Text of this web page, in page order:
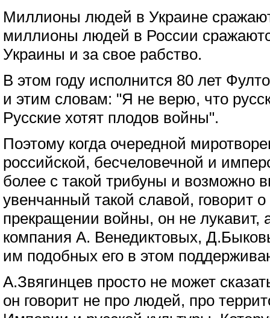
Миллионы людей в Украине
миллионы людей в России
Украины и за свое рабство.
В этом году исполнится 80 лет
и этим словам: "Я не верю, что
Русские хотят плодов войны".
Поэтому когда очередной
российской, бесчеловечной и
более с такой трибуны и возможно
увенчанный такой славой, говорит
прекращении войны, он не лукавит,
компания А. Венедиктовых,
им подобных его в этом
А.Звягинцев просто не может
он говорит не про людей, про